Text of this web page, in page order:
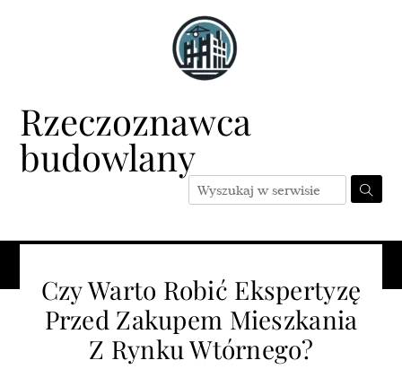
Rzeczoznawca
budowlany
Czy Warto Robić Ekspertyzę
Przed Zakupem Mieszkania
Z Rynku Wtórnego?